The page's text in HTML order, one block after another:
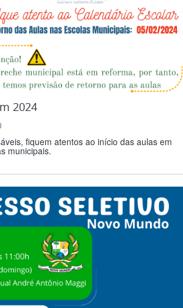
2024
fiquem atentos ao início das aulas em
municipais.